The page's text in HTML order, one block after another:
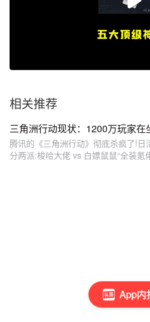
App内
相关推荐
三角洲行动现状：​1200万玩家在
腾讯的《三角洲行动》彻底杀疯了!
分两派:梭哈大佬 vs 白嫖鼠鼠“全装氪